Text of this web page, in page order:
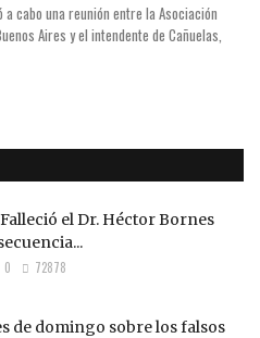
cabo una reunión entre la Asociación
Aires y el intendente de Cañuelas,
Falleció el Dr. Héctor Bornes
0 72878
de domingo sobre los falsos